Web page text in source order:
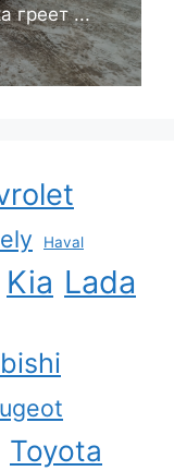
греет ...
Haval
Kia Lada
Toyota